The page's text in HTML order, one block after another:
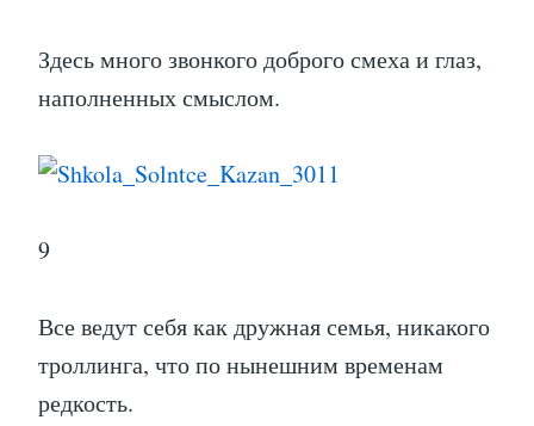
Здесь много звонкого доброго смеха и глаз,
наполненных смыслом.
9
Все ведут себя как дружная семья, никакого
троллинга, что по нынешним временам
редкость.